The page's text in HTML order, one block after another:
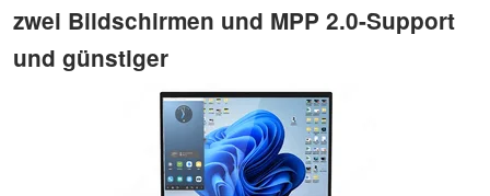
zwei Bildschirmen und MPP 2.0-Support
und günstiger